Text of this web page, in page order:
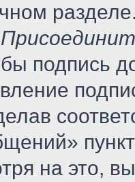
подпись
на это,